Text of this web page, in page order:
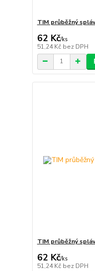
TIM průběžný
62 Kč/ks
51,24 Kč bez DPH
TIM průběžný
62 Kč/ks
51,24 Kč bez DPH